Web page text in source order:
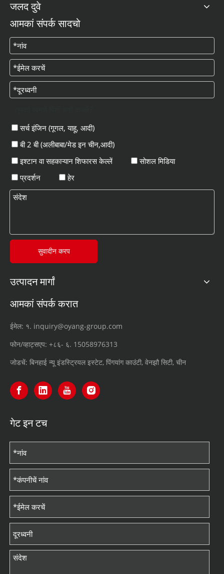
जलद दुवे
आमकां संपर्क सादचो
सर्च इंजिन (गूगल, याहू, आदी)
बी 2 बी (अलीबाबा/मेड इन चीन,आदी)
इश्टान वा सहकाऱ्यान शिफारस केल्लें
सोशल मिडिया
प्रदर्शन
हेर
सुवादीन करप
उत्पादन मार्गां
आमकां संपर्क करात
ईमेल: १. inquiry@oyang-group.com
फोन/व्हाट्सएप: +८६- ६. 15058976313
जोडचें: बिनहाई न्यू इंडस्ट्रियल इस्टेट, पिंगयांग काउंटी, वेनझौ सिटी, चीन
गेट इन टच